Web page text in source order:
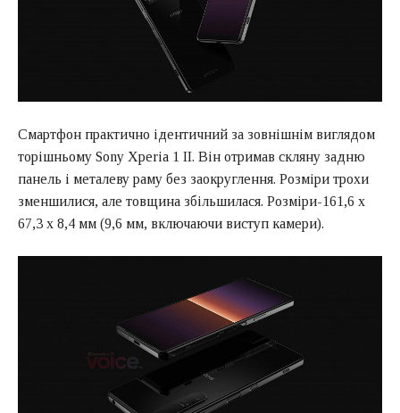
Смартфон практично ідентичний за зовнішнім виглядом
торішньому Sony Xperia 1 II. Він отримав скляну задню
панель і металеву раму без заокруглення. Розміри трохи
зменшилися, але товщина збільшилася. Розміри-161,6 х
67,3 х 8,4 мм (9,6 мм, включаючи виступ камери).